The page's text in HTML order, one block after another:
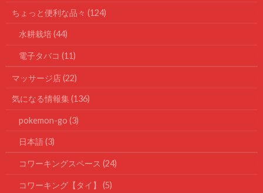
ちょっと便利な品々(124)
水耕栽培(44)
電子タバコ (11)
マッサージ店(22)
気になる情報集(136)
pokemon-go (3)
日本語(3)
コワーキングスペース (24)
コワーキング【タイ】 (5)